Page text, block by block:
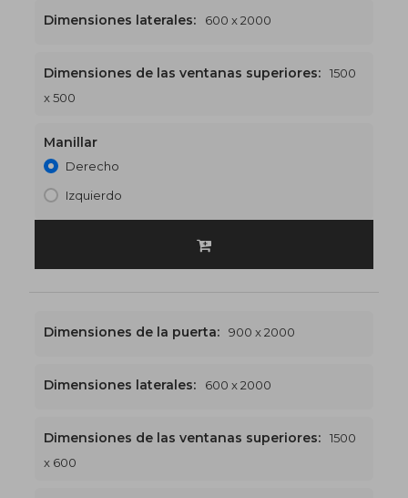
1500 x 2500€570
Dimensiones laterales: 600 x 2000
Dimensiones de las ventanas superiores:
1500
x 500
Manillar
Derecho
Izquierdo
1500 x 2600€579
Dimensiones de la puerta: 900 x 2000
Dimensiones laterales: 600 x 2000
Dimensiones de las ventanas superiores:
1500
x 600